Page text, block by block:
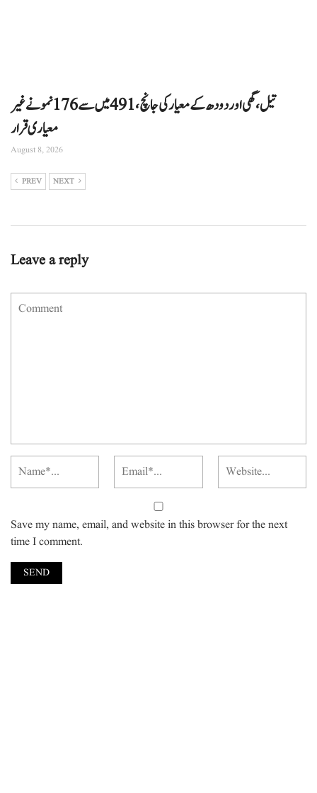
تیل، گھی اور دودھ کے معیار کی جانچ، 491 میں سے 176 نمونے غیر
معیاری قرار
August 8, 2026
PREV NEXT
Leave a reply
Save my name, email, and website in this browser for the next
time I comment.